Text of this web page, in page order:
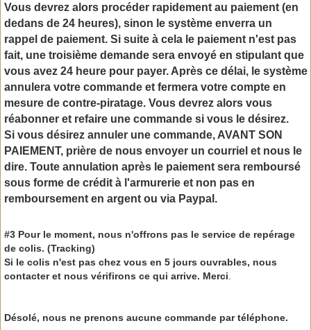
Vous devrez alors procéder rapidement au paiement (en
dedans de 24 heures), sinon le système enverra un
rappel de paiement. Si suite à cela le paiement n'est pas
fait, une troisième demande sera envoyé en stipulant que
vous avez 24 heure pour payer. Après ce délai, le système
annulera votre commande et fermera votre compte en
mesure de contre-piratage. Vous devrez alors vous
réabonner et refaire une commande si vous le désirez.
Si vous désirez annuler une commande, AVANT SON
PAIEMENT, prière de nous envoyer un courriel et nous le
dire. Toute annulation après le paiement sera remboursé
sous forme de crédit à l'armurerie et non pas en
remboursement en argent ou via Paypal.
#3 Pour le moment, nous n'offrons pas le service de repérage
de colis. (Tracking)
Si le colis n'est pas chez vous en 5 jours ouvrables, nous
contacter et nous vérifirons ce qui arrive. Merci
Désolé, nous ne prenons aucune commande par téléphone.